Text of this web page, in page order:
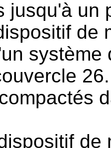
jusqu'à un
de
de